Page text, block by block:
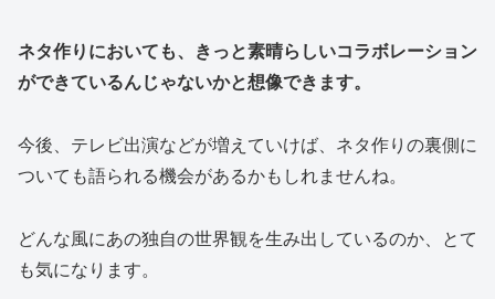
ネタ作りにおいても、きっと素晴らしいコラボレーション
ができているんじゃないかと想像できます。
今後、テレビ出演などが増えていけば、ネタ作りの裏側に
ついても語られる機会があるかもしれませんね。
どんな風にあの独自の世界観を生み出しているのか、とて
も気になります。